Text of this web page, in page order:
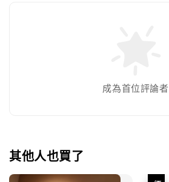
成為首位評論者
其他人也買了